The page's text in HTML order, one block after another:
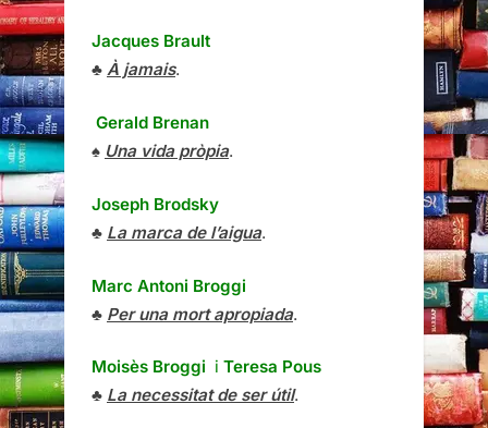
Jacques Brault
♣ À jamais.
Gerald Brenan
♠ Una vida pròpia.
Joseph Brodsky
♣ La marca de l’aigua.
Marc Antoni Broggi
♣ Per una mort apropiada.
Moisès Broggi i Teresa Pous
♣ La necessitat de ser útil.